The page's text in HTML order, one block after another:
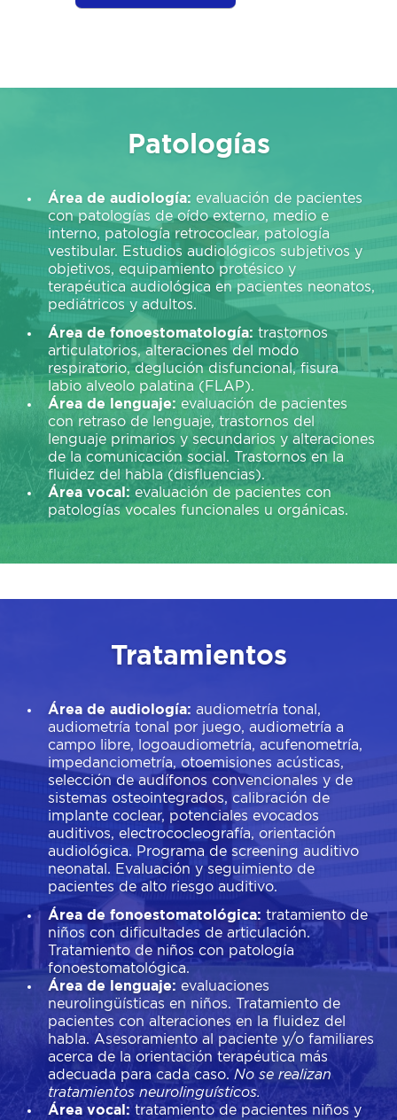
Patologías
Área de audiología: evaluación de pacientes
con patologías de oído externo, medio e
interno, patología retrococlear, patología
vestibular. Estudios audiológicos subjetivos y
objetivos, equipamiento protésico y
terapéutica audiológica en pacientes neonatos,
pediátricos y adultos.
Área de fonoestomatología: trastornos
articulatorios, alteraciones del modo
respiratorio, deglución disfuncional, fisura
labio alveolo palatina (FLAP).
Área de lenguaje: evaluación de pacientes
con retraso de lenguaje, trastornos del
lenguaje primarios y secundarios y alteraciones
de la comunicación social. Trastornos en la
fluidez del habla (disfluencias).
Área vocal: evaluación de pacientes con
patologías vocales funcionales u orgánicas.
Tratamientos
Área de audiología: audiometría tonal,
audiometría tonal por juego, audiometría a
campo libre, logoaudiometría, acufenometría,
impedanciometría, otoemisiones acústicas,
selección de audífonos convencionales y de
sistemas osteointegrados, calibración de
implante coclear, potenciales evocados
auditivos, electrococleografía, orientación
audiológica. Programa de screening auditivo
neonatal. Evaluación y seguimiento de
pacientes de alto riesgo auditivo.
Área de fonoestomatológica: tratamiento de
niños con dificultades de articulación.
Tratamiento de niños con patología
fonoestomatológica.
Área de lenguaje: evaluaciones
neurolingüísticas en niños. Tratamiento de
pacientes con alteraciones en la fluidez del
habla. Asesoramiento al paciente y/o familiares
acerca de la orientación terapéutica más
adecuada para cada caso. No se realizan
tratamientos neurolinguísticos.
Área vocal: tratamiento de pacientes niños y